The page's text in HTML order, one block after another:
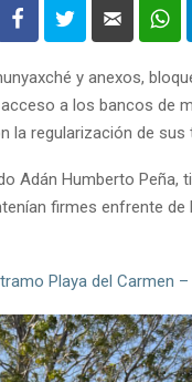
y anexos,
a los bancos de
la regularización de sus
Adán Humberto Peña,
firmes enfrente
Playa del Carmen